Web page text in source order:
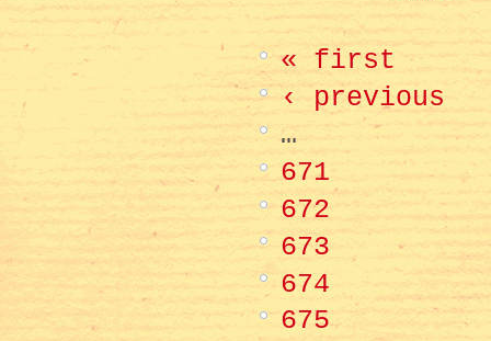
« first
‹ previous
…
671
672
673
674
675